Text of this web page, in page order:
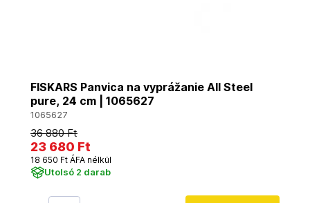
FISKARS Panvica na vyprážanie All Steel
pure, 24 cm | 1065627
1065627
36 880 Ft
23 680 Ft
18 650 Ft ÁFA nélkül
Utolsó 2 darab